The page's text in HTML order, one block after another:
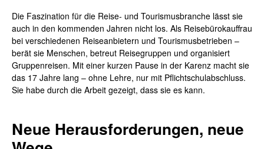
Die Faszination für die Reise- und Tourismusbranche lässt sie
auch in den kommenden Jahren nicht los. Als Reisebürokauffrau
bei verschiedenen Reiseanbietern und Tourismusbetrieben –
berät sie Menschen, betreut Reisegruppen und organisiert
Gruppenreisen. Mit einer kurzen Pause in der Karenz macht sie
das 17 Jahre lang – ohne Lehre, nur mit Pflichtschulabschluss.
Sie habe durch die Arbeit gezeigt, dass sie es kann.
Neue Herausforderungen, neue